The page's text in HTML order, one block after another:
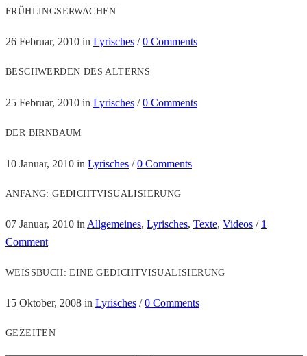
FRÜHLINGSERWACHEN
26 Februar, 2010 in Lyrisches /0 Comments
BESCHWERDEN DES ALTERNS
25 Februar, 2010 in Lyrisches /0 Comments
DER BIRNBAUM
10 Januar, 2010 in Lyrisches /0 Comments
ANFANG: GEDICHTVISUALISIERUNG
07 Januar, 2010 in Allgemeines, Lyrisches, Texte, Videos / 1
Comment
WEISSBUCH: EINE GEDICHTVISUALISIERUNG
15 Oktober, 2008 in Lyrisches /0 Comments
GEZEITEN